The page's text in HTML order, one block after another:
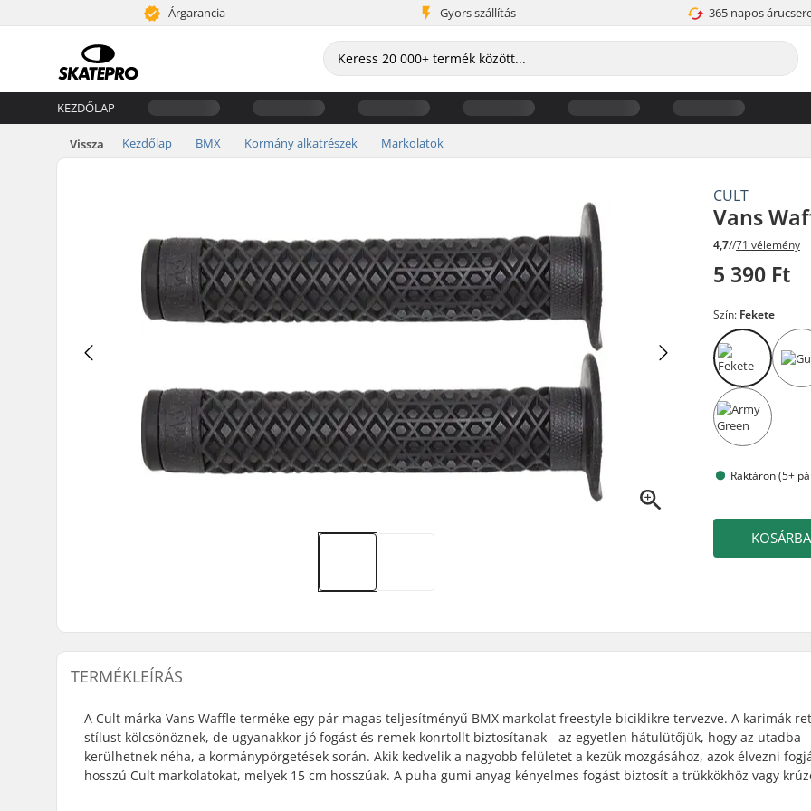
Árgarancia Gyors szállítás 365 napos
KEZDŐLAP
Vissza Kezdőlap BMX Kormány alkatrészek Markolatok
CULT
Vans
4,7//71 vélemény
5 390 Ft
Szín: Fekete
Raktáron (5+
KOSÁRBA
TERMÉKLEÍRÁS
A Cult márka Vans Waffle terméke egy pár magas teljesítményű BMX markolat freestyle biciklikre tervezve. A karimák
stílust kölcsönöznek, de ugyanakkor jó fogást és remek konrtollt biztosítanak - az egyetlen hátulütőjük, hogy az utadba
kerülhetnek néha, a kormánypörgetések során. Akik kedvelik a nagyobb felületet a kezük mozgásához, azok élvezni
hosszú Cult markolatokat, melyek 15 cm hosszúak. A puha gumi anyag kényelmes fogást biztosít a trükkökhöz vagy